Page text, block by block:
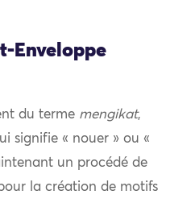
Enveloppe
du terme mengikat,
signifie « nouer » ou «
un procédé de
la création de motifs